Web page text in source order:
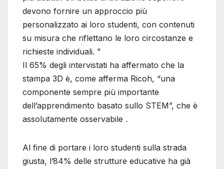
devono fornire un approccio più
personalizzato ai loro studenti, con contenuti
su misura che riflettano le loro circostanze e
richieste individuali. ”
Il 65% degli intervistati ha affermato che la
stampa 3D è, come afferma Ricoh, “una
componente sempre più importante
dell’apprendimento basato sullo STEM”, che è
assolutamente osservabile .
Al fine di portare i loro studenti sulla strada
giusta, l’84% delle strutture educative ha già